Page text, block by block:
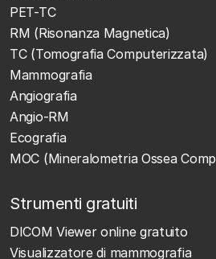
PET-TC
RM (Risonanza Magnetica)
TC (Tomografia Computerizzata)
Mammografia
Angiografia
Angio-RM
Ecografia
MOC (Mineralometria Ossea
Strumenti gratuiti
DICOM Viewer online gratuito
Visualizzatore di mammografia